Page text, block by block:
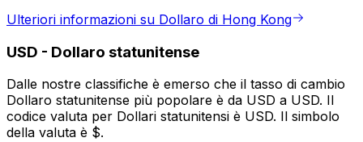
Ulteriori informazioni su Dollaro di Hong Kong
USD - Dollaro statunitense
Dalle nostre classifiche è emerso che il tasso di cambio
Dollaro statunitense più popolare è da USD a USD. Il
codice valuta per Dollari statunitensi è USD. Il simbolo
della valuta è $.